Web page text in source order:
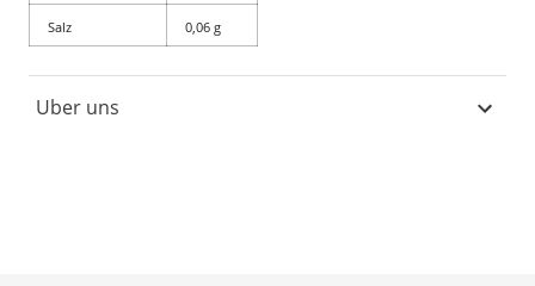
Salz 0,06 g
Uber uns